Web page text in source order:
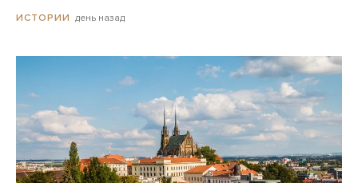
ИСТОРИИ день назад